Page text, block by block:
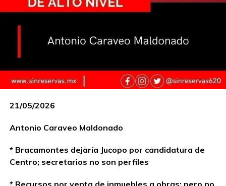
21/05/2026
Antonio Caraveo Maldonado
* Bracamontes dejaría Jucopo por candidatura de
Centro; secretarios no son perfiles